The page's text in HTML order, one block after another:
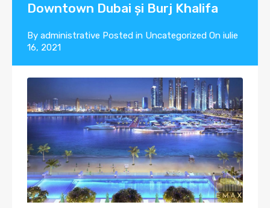
Downtown Dubai și Burj Khalifa
By administrative Posted in Uncategorized On iulie
16, 2021